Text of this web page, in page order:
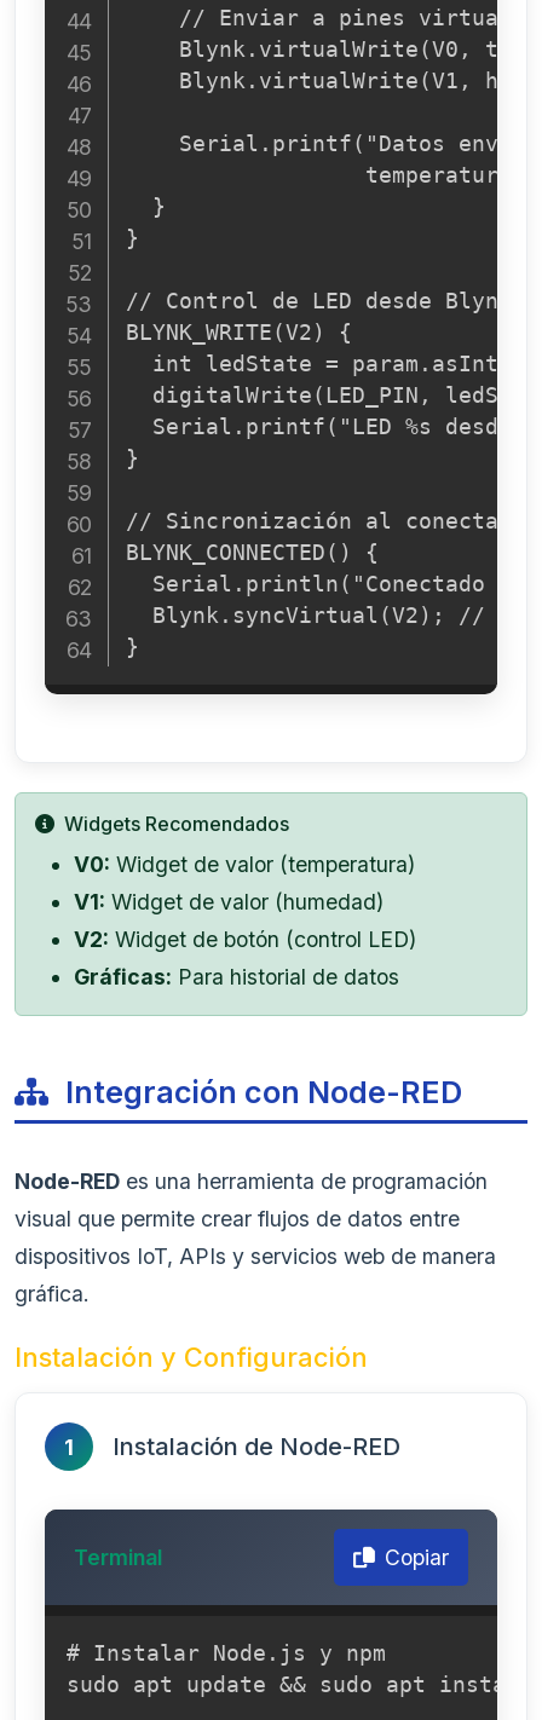
    // Enviar a pines virtuales
Blynk.virtualWrite(V0,
Blynk.virtualWrite(V1,
Serial.printf("Datos
temperatura,
  }
}
// Control de LED desde Blynk
BLYNK_WRITE(V2) {
  int ledState = param.asInt();
digitalWrite(LED_PIN,
Serial.printf("LED %s desde
}
// Sincronización al conectar
BLYNK_CONNECTED() {
Serial.println("Conectado a
Blynk.syncVirtual(V2); //
}
Widgets Recomendados
V0: Widget de valor (temperatura)
V1: Widget de valor (humedad)
V2: Widget de botón (control LED)
Gráficas: Para historial de datos
Integración con Node-RED
Node-RED es una herramienta de programación
visual que permite crear flujos de datos entre
dispositivos IoT, APIs y servicios web de manera
gráfica.
Instalación y Configuración
1 Instalación de Node-RED
Terminal Copiar
# Instalar Node.js y npm
sudo apt update && sudo apt install